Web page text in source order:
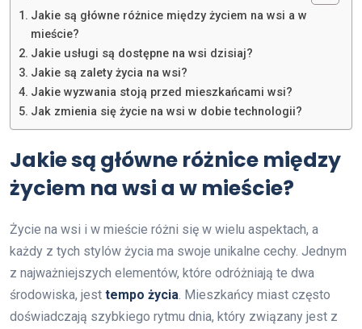
Jakie są główne różnice między życiem na wsi a w
mieście?
Jakie usługi są dostępne na wsi dzisiaj?
Jakie są zalety życia na wsi?
Jakie wyzwania stoją przed mieszkańcami wsi?
Jak zmienia się życie na wsi w dobie technologii?
Jakie są główne różnice między
życiem na wsi a w mieście?
Życie na wsi i w mieście różni się w wielu aspektach, a
każdy z tych stylów życia ma swoje unikalne cechy. Jednym
z najważniejszych elementów, które odróżniają te dwa
środowiska, jest tempo życia. Mieszkańcy miast często
doświadczają szybkiego rytmu dnia, który związany jest z